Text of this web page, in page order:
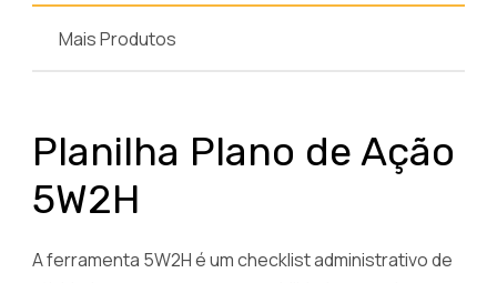
Mais Produtos
Planilha Plano de Ação
5W2H
A ferramenta 5W2H é um checklist administrativo de